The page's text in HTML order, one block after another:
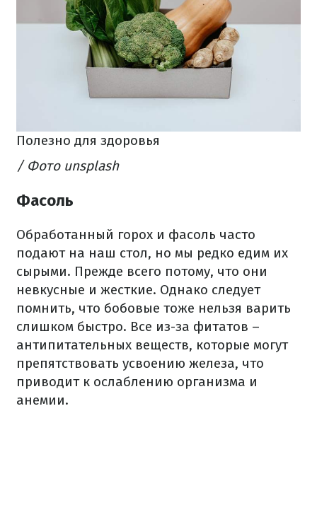
Полезно для здоровья
/ Фото unsplash
Фасоль
Обработанный горох и фасоль часто
подают на наш стол, но мы редко едим их
сырыми. Прежде всего потому, что они
невкусные и жесткие. Однако следует
помнить, что бобовые тоже нельзя варить
слишком быстро. Все из-за фитатов –
антипитательных веществ, которые могут
препятствовать усвоению железа, что
приводит к ослаблению организма и
анемии.